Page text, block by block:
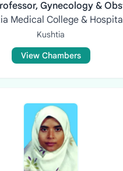
Gynecology &
Medical College &
Kushtia
View Chambers